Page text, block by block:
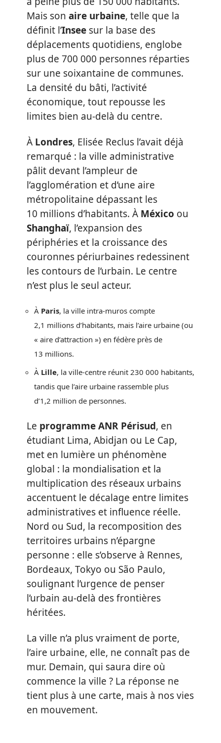
Mais son aire urbaine, telle que la
définit l’Insee sur la base des
déplacements quotidiens, englobe
plus de 700 000 personnes réparties
sur une soixantaine de communes.
La densité du bâti, l’activité
économique, tout repousse les
limites bien au-delà du centre.
À Londres, Elisée Reclus l’avait déjà
remarqué : la ville administrative
pâlit devant l’ampleur de
l’agglomération et d’une aire
métropolitaine dépassant les
10 millions d’habitants. À México ou
Shanghaï, l’expansion des
périphéries et la croissance des
couronnes périurbaines redessinent
les contours de l’urbain. Le centre
n’est plus le seul acteur.
À Paris, la ville intra-muros compte
2,1 millions d’habitants, mais l’aire urbaine (ou
« aire d’attraction ») en fédère près de
13 millions.
À Lille, la ville-centre réunit 230 000 habitants,
tandis que l’aire urbaine rassemble plus
d’1,2 million de personnes.
Le programme ANR Périsud, en
étudiant Lima, Abidjan ou Le Cap,
met en lumière un phénomène
global : la mondialisation et la
multiplication des réseaux urbains
accentuent le décalage entre limites
administratives et influence réelle.
Nord ou Sud, la recomposition des
territoires urbains n’épargne
personne : elle s’observe à Rennes,
Bordeaux, Tokyo ou São Paulo,
soulignant l’urgence de penser
l’urbain au-delà des frontières
héritées.
La ville n’a plus vraiment de porte,
l’aire urbaine, elle, ne connaît pas de
mur. Demain, qui saura dire où
commence la ville ? La réponse ne
tient plus à une carte, mais à nos vies
en mouvement.